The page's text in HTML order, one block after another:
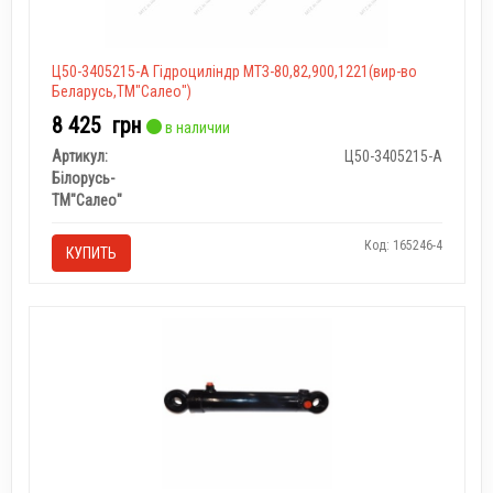
Ц50-3405215-А Гідроциліндр МТЗ-80,82,900,1221(вир-во
Беларусь,ТМ"Салео")
8 425 грн
в наличии
Артикул:
Ц50-3405215-А
Білорусь-
ТМ"Салео"
КУПИТЬ Код: 165246-4